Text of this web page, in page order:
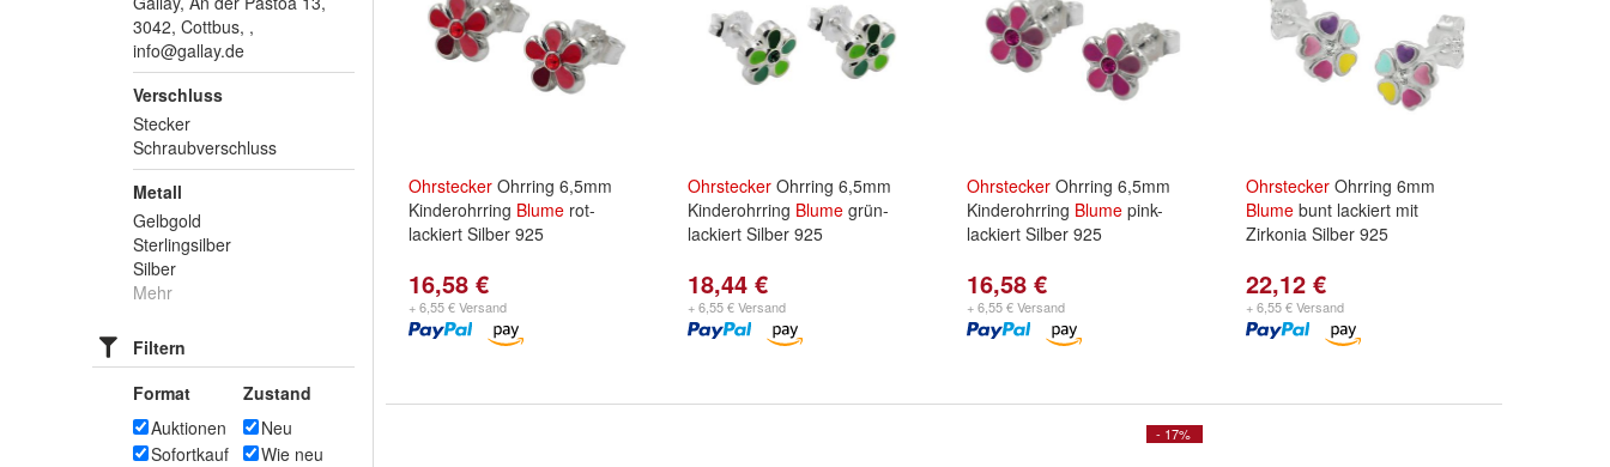
3042, Cottbus, ,
info@gallay.de
Verschluss
Stecker
Schraubverschluss
Metall
Gelbgold
Sterlingsilber
Silber
Mehr
Filtern
Format
Auktionen
Sofortkauf
Zustand
Neu
Wie neu
Ohrstecker Ohrring 6,5mm
Kinderohrring Blume rot-
lackiert Silber 925
16,58 €
+ 6,55 € Versand
Ohrstecker Ohrring 6,5mm
Kinderohrring Blume grün-
lackiert Silber 925
18,44 €
+ 6,55 € Versand
Ohrstecker Ohrring 6,5mm
Kinderohrring Blume pink-
lackiert Silber 925
16,58 €
+ 6,55 € Versand
Ohrstecker Ohrring 6mm
Blume bunt lackiert mit
Zirkonia Silber 925
22,12 €
+ 6,55 € Versand
- 17%